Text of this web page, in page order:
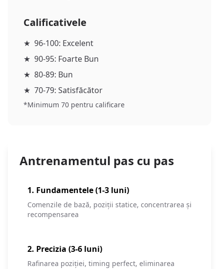
Calificativele
★ 96-100: Excelent
★ 90-95: Foarte Bun
★ 80-89: Bun
★ 70-79: Satisfăcător
*Minimum 70 pentru calificare
Antrenamentul pas cu pas
1. Fundamentele (1-3 luni)
Comenzile de bază, poziții statice, concentrarea și
recompensarea
2. Precizia (3-6 luni)
Rafinarea poziției, timing perfect, eliminarea